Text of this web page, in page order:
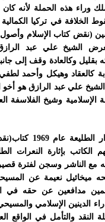
وراء هذه الحملة لأنه كان
الخلافة في تركيا
(نقض كتاب الإسلام
الشيخ علي عبد
بقليل وكالعادة وقف إلى
كالعقاد وهيكل وأحمد
علي عبد الرازق هو
الإسلامية وشيخ الفلاسفة
وفي بيروت صدر عن دار
بإثارة النعرات
مع الناشر وسجن لفترة
ميخائيل نعيمة عن
مدافعين عن حقه في
الدينين الإسلامي
النقد والتأمل في الواقع